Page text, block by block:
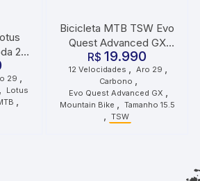
29
29
Lotus
Bicicleta MTB TSW Evo
Quest Advanced GX
Carbono Roda 29
Tamanho 15.5 12
Velocidades Azul
Metálico
R$ 19.990
12 Velocidades , Aro 29 ,
Carbono ,
Evo Quest Advanced GX ,
Mountain Bike , Tamanho 15.5
, TSW